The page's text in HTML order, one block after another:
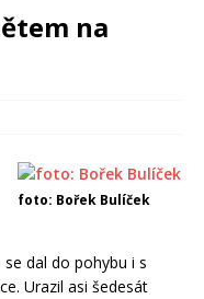
na
foto: Bořek Bulíček
dal do pohybu i s
Urazil asi šedesát